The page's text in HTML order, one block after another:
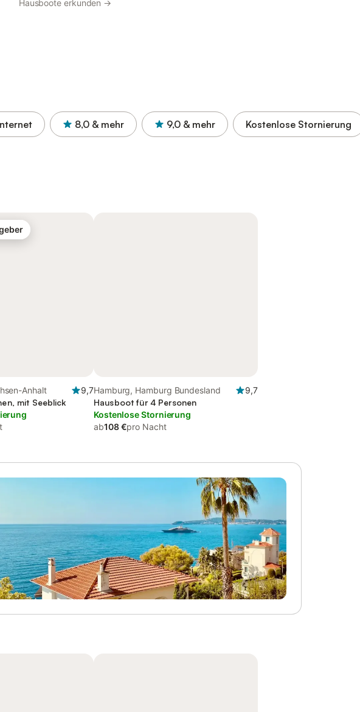
Hausboote erkunden →
8,0 & mehr 9,0 & mehr Kostenlose Stornierung
Anhalt
9,7
mit Seeblick
Hamburg, Hamburg Bundesland
9,7
Hausboot für 4 Personen
Kostenlose Stornierung
ab108 €pro Nacht